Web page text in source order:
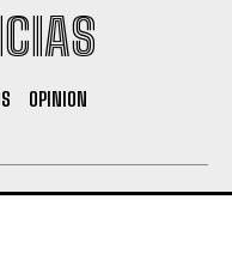
OPINION